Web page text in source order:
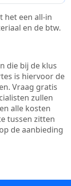
het een all-in
en de btw.
die bij de klus
is hiervoor de
Vraag gratis
zullen
alle kosten
tussen zitten
de aanbieding